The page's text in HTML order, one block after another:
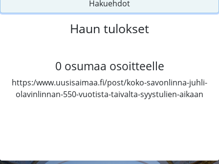
Hakuehdot
Haun tulokset
0 osumaa osoitteelle
https:/www.uusisaimaa.fi/post/koko-savonlinna-juhli-
olavinlinnan-550-vuotista-taivalta-syystulien-aikaan